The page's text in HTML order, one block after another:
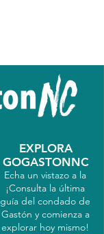
EXPLORA
GOGASTONNC
Echa un vistazo a la
¡Consulta la última
guía del condado de
Gastón y comienza a
explorar hoy mismo!